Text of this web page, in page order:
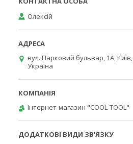
Олексій
вул. Парковий бульвар, 1А, Київ,
Україна
Інтернет-магазин "COOL-TOOL"